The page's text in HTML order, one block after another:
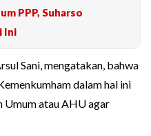
PPP, Suharso
Ini
Sani, mengatakan, bahwa
dalam hal ini
atau AHU agar